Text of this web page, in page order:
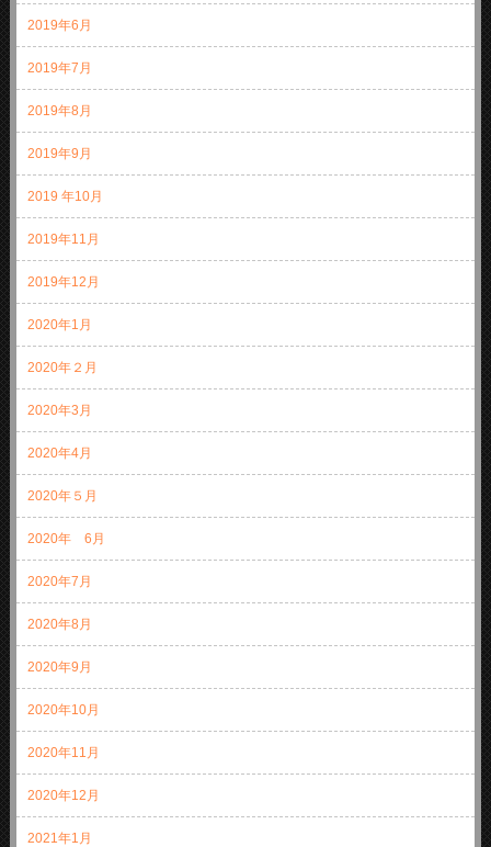
2019年6月
2019年7月
2019年8月
2019年9月
2019 年10月
2019年11月
2019年12月
2020年1月
2020年２月
2020年3月
2020年4月
2020年５月
2020年 6月
2020年7月
2020年8月
2020年9月
2020年10月
2020年11月
2020年12月
2021年1月